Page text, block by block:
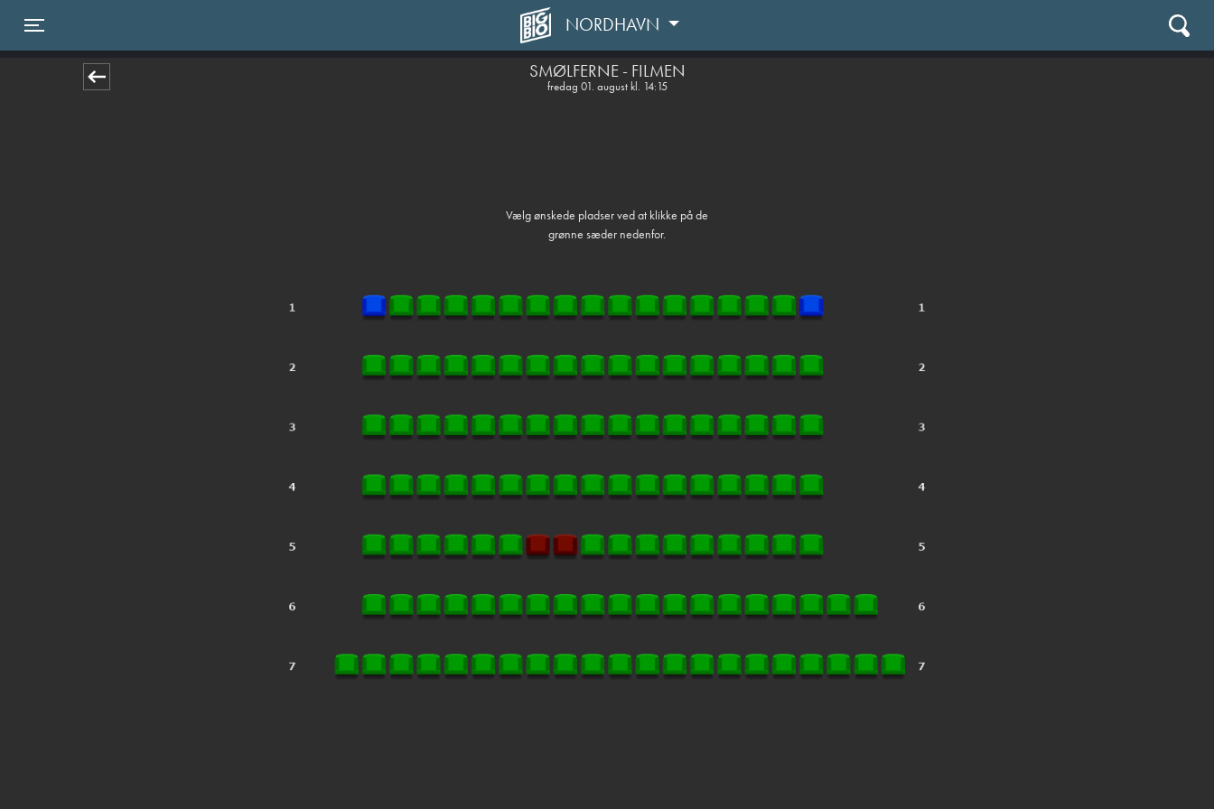
NORDHAVN
SMØLFERNE - FILMEN
fredag 01. august kl. 14:15
Vælg ønskede pladser ved at klikke på de
grønne sæder nedenfor.
front05-temp 052013